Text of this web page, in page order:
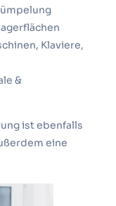
Klaviere,
&
ist ebenfalls
eine